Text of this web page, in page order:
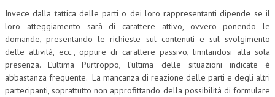
TELEGRAM
DOCUMENTI
MANUALI E MONOGRAFIE
Invece dalla tattica delle parti o dei loro rappresentanti dipende se il
loro atteggiamento sarà di carattere attivo, ovvero ponendo le
domande, presentando le richieste sul contenuti e sul svolgimento
delle attività, ecc., oppure di carattere passivo, limitandosi alla sola
presenza. L’ultima Purtroppo, l’ultima delle situazioni indicate è
abbastanza frequente. La mancanza di reazione delle parti e degli altri
partecipanti, soprattutto non approfittando della possibilità di formulare